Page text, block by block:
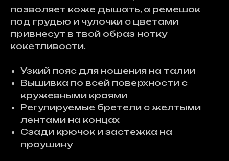
позволяет коже дышать, а ремешок
под грудью и чулочки с цветами
привнесут в твой образ нотку
кокетливости.
Узкий пояс для ношения на талии
Вышивка по всей поверхности с
кружевными краями
Регулируемые бретели с желтыми
лентами на концах
Сзади крючок и застежка на
проушину